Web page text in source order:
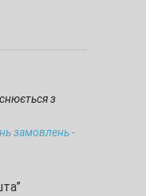
з
замовлень -